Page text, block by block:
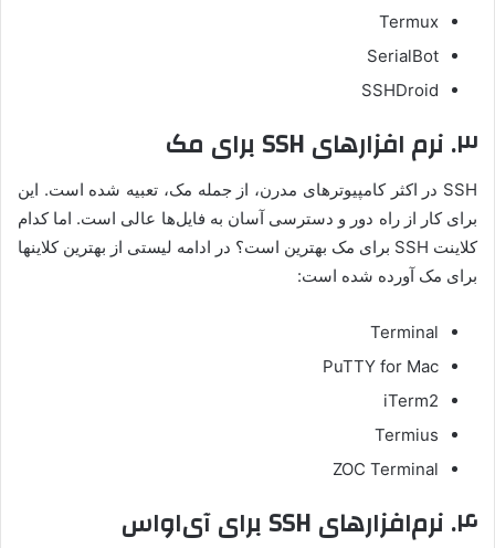
Termux
SerialBot
SSHDroid
۳. نرم افزارهای SSH برای مک
SSH در اکثر کامپیوترهای مدرن، از جمله مک، تعبیه شده است. این
برای کار از راه دور و دسترسی آسان به فایل‌ها عالی است. اما کدام
کلاینت SSH برای مک بهترین است؟ در ادامه لیستی از بهترین کلاینها
برای مک آورده شده است:
Terminal
PuTTY for Mac
iTerm2
Termius
ZOC Terminal
۴. نرم‌افزارهای SSH برای آی‌اواس